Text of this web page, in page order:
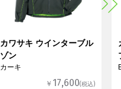
カワサキ ウインターブル
ゾン
カーキ
￥ 17,600(税込)